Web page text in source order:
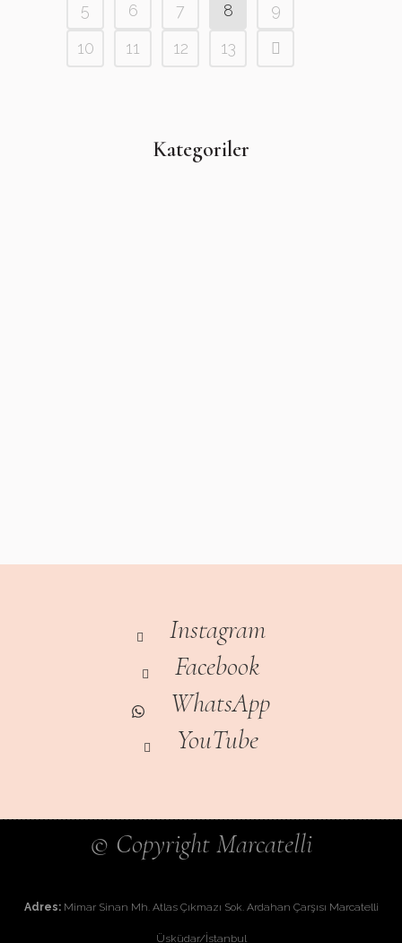
5
6 7 8
9
10
11 12 13
Kategoriler
Instagram
Facebook
WhatsApp
YouTube
© Copyright Marcatelli
Adres: Mimar Sinan Mh. Atlas Çıkmazı Sok. Ardahan Çarşısı Marcatelli
Üsküdar/İstanbul